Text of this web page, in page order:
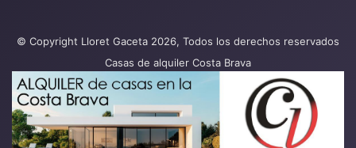
© Copyright Lloret Gaceta 2026, Todos los derechos reservados
Casas de alquiler Costa Brava